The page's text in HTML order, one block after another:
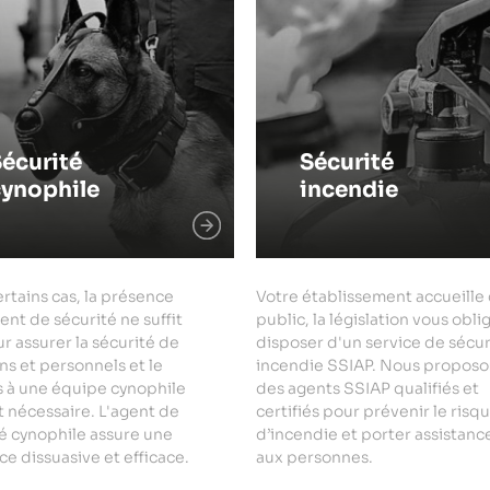
cas, la présence
de sécurité ne suffit
assurer la sécurité de
et personnels et le
à une équipe cynophile
nécessaire. L'agent de
cynophile assure une
dissuasive et efficace.
Sécurité
incendie
Votre établissement accueille
public, la législation vous
disposer d'un service de
incendie SSIAP. Nous
des agents SSIAP qualifiés et
certifiés pour prévenir le
d’incendie et porter
aux personnes.